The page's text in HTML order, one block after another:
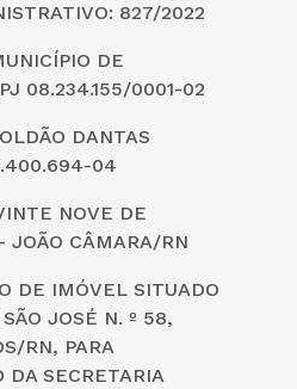
827/2022
DE
08.234.155/0001-02
DANTAS
04
NOVE DE
JOÃO CÂMARA/RN
DE IMÓVEL SITUADO
JOSÉ N. º 58,
RN, PARA
DA SECRETARIA